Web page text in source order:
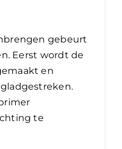
gebeurt
Eerst wordt de
en
te